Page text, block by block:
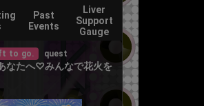
Past
Events
Liver
Support
Gauge
to go. quest
なたへ♡みんなで花火を